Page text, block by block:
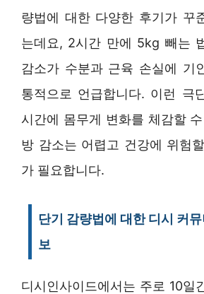
량법에 대한 다양한 후기가 꾸
는데요, 2시간 만에 5kg 빼는
감소가 수분과 근육 손실에 기
통적으로 언급합니다. 이런 극
시간에 몸무게 변화를 체감할
방 감소는 어렵고 건강에 위험
가 필요합니다.
단기 감량법에 대한 디시 커
보
디시인사이드에서는 주로 10일